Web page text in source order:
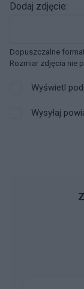
Dodaj zdjęcie:
Dopuszczalne
Rozmiar zdjęcia nie
Wyświetl
Wysyłaj